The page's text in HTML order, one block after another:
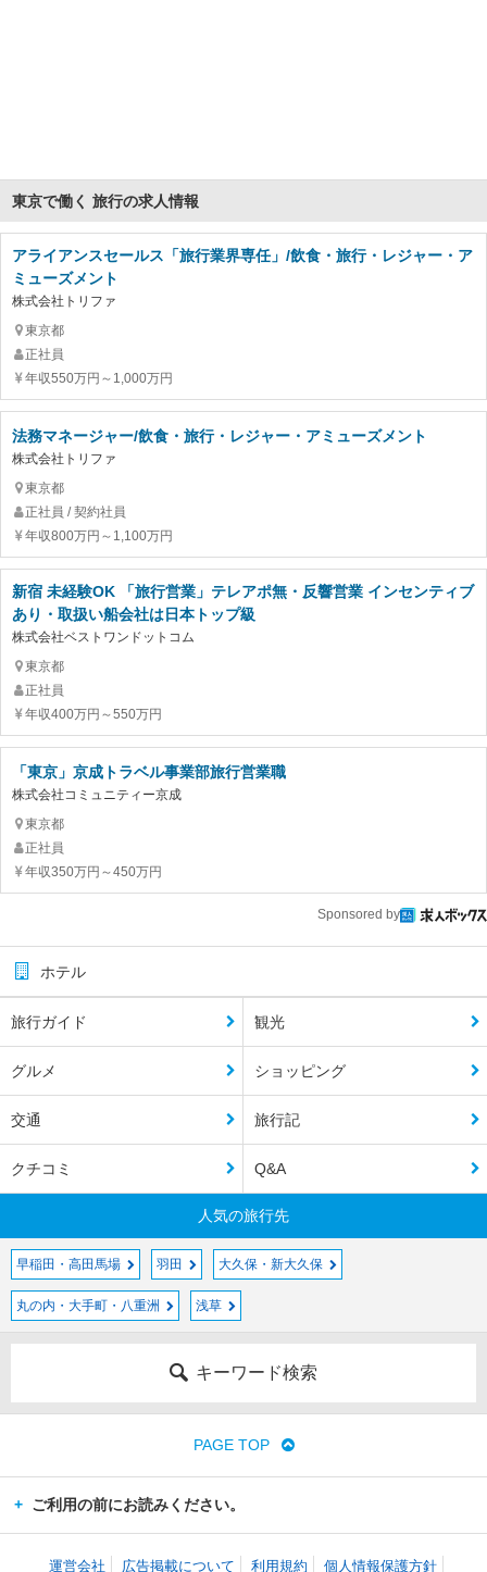
東京で働く 旅行の求人情報
アライアンスセールス「旅行業界専任」/飲食・旅行・レジャー・ア
ミューズメント
株式会社トリファ
東京都
正社員
年収550万円～1,000万円
法務マネージャー/飲食・旅行・レジャー・アミューズメント
株式会社トリファ
東京都
正社員 / 契約社員
年収800万円～1,100万円
新宿 未経験OK 「旅行営業」テレアポ無・反響営業 インセンティブ
あり・取扱い船会社は日本トップ級
株式会社ベストワンドットコム
東京都
正社員
年収400万円～550万円
「東京」京成トラベル事業部旅行営業職
株式会社コミュニティー京成
東京都
正社員
年収350万円～450万円
Sponsored by
ホテル
旅行ガイド 観光
グルメ ショッピング
交通 旅行記
クチコミ Q&A
人気の旅行先
早稲田・高田馬場 羽田 大久保・新大久保
丸の内・大手町・八重洲 浅草
キーワード検索
PAGE TOP
ご利用の前にお読みください。
運営会社 広告掲載について 利用規約 個人情報保護方針